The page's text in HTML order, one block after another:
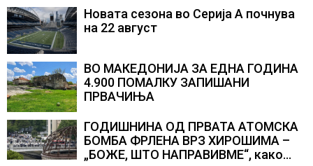
Новата сезона во Серија А почнува
на 22 август
ВО МАКЕДОНИЈА ЗА ЕДНА ГОДИНА
4.900 ПОМАЛКУ ЗАПИШАНИ
ПРВАЧИЊА
ГОДИШНИНА ОД ПРВАТА АТОМСКА
БОМБА ФРЛЕНА ВРЗ ХИРОШИМА –
„БОЖЕ, ШТО НАПРАВИВМЕ“, како